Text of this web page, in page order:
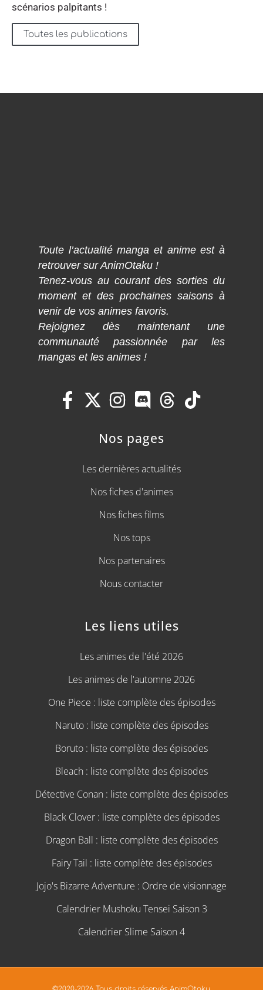
scénarios palpitants !
Toutes les publications
Toute l’actualité manga et anime est à
retrouver sur AnimOtaku !
Tenez-vous au courant des sorties du
moment et des prochaines saisons à
venir de vos animes favoris.
Rejoignez dès maintenant une
communauté passionnée par les
mangas et les animes !
Nos pages
Les dernières actualités
Nos fiches d'animes
Nos fiches films
Nos tops
Nos partenaires
Nous contacter
Les liens utiles
Les animes de l'été 2026
Les animes de l'automne 2026
One Piece : liste complète des épisodes
Naruto : liste complète des épisodes
Boruto : liste complète des épisodes
Bleach : liste complète des épisodes
Détective Conan : liste complète des épisodes
Black Clover : liste complète des épisodes
Dragon Ball : liste complète des épisodes
Fairy Tail : liste complète des épisodes
Jojo's Bizarre Adventure : Ordre de visionnage
Calendrier Mushoku Tensei Saison 3
Calendrier Slime Saison 4